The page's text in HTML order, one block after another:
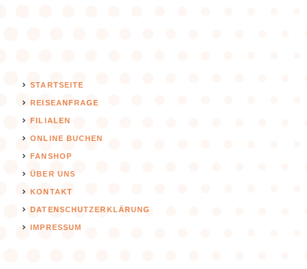
STARTSEITE
REISEANFRAGE
FILIALEN
ONLINE BUCHEN
FANSHOP
ÜBER UNS
KONTAKT
DATENSCHUTZERKLÄRUNG
IMPRESSUM